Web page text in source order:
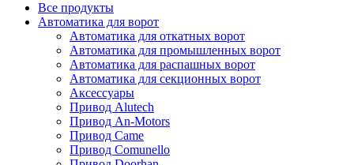
Все продукты
Автоматика для ворот
Автоматика для откатных ворот
Автоматика для промышленных ворот
Автоматика для распашных ворот
Автоматика для секционных ворот
Аксессуары
Привод Alutech
Привод An-Motors
Привод Came
Привод Comunello